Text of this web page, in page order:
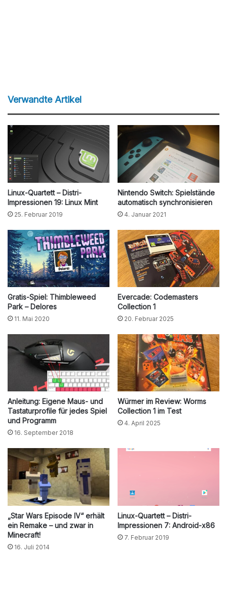
Verwandte Artikel
Linux-Quartett – Distri-
Impressionen 19: Linux Mint
25. Februar 2019
Nintendo Switch: Spielstände
automatisch synchronisieren
4. Januar 2021
Gratis-Spiel: Thimbleweed
Park – Delores
11. Mai 2020
Evercade: Codemasters
Collection 1
20. Februar 2025
Anleitung: Eigene Maus- und
Tastaturprofile für jedes Spiel
und Programm
16. September 2018
Würmer im Review: Worms
Collection 1 im Test
4. April 2025
„Star Wars Episode IV“ erhält
ein Remake – und zwar in
Minecraft!
16. Juli 2014
Linux-Quartett – Distri-
Impressionen 7: Android-x86
7. Februar 2019